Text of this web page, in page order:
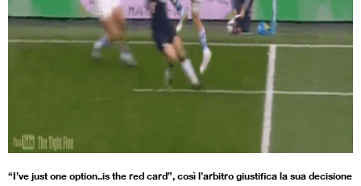
“I’ve just one option..is the red card”, così l’arbitro giustifica la sua decisione